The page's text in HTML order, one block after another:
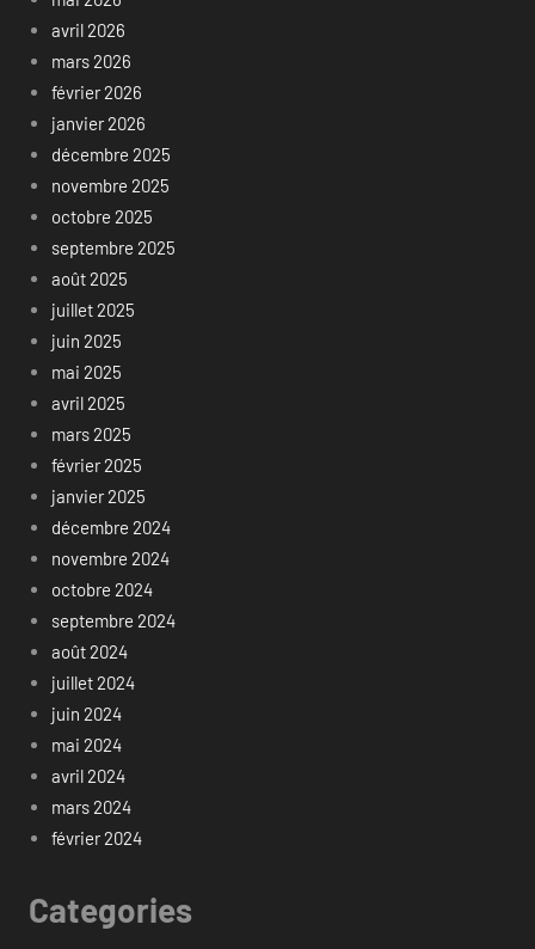
avril 2026
mars 2026
février 2026
janvier 2026
décembre 2025
novembre 2025
octobre 2025
septembre 2025
août 2025
juillet 2025
juin 2025
mai 2025
avril 2025
mars 2025
février 2025
janvier 2025
décembre 2024
novembre 2024
octobre 2024
septembre 2024
août 2024
juillet 2024
juin 2024
mai 2024
avril 2024
mars 2024
février 2024
Categories